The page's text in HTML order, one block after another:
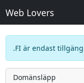
Web Lovers
.FI är endast
Domänsläpp